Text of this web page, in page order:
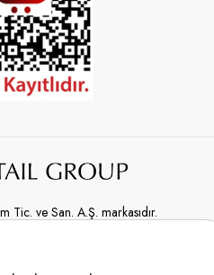
Tic. ve San. A.Ş. markasıdır.
Her hakkı saklıdır.